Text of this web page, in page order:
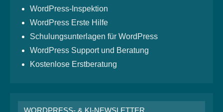
WordPress-Inspektion
WordPress Erste Hilfe
Schulungsunterlagen für WordPress
WordPress Support und Beratung
Kostenlose Erstberatung